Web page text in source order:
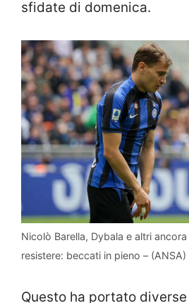
sfidate di domenica.
Nicolò Barella, Dybala e altri
resistere: beccati in pieno –
Questo ha portato